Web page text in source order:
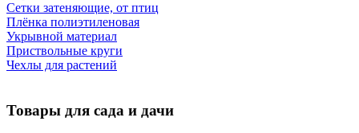
Сетки затеняющие, от птиц
Плёнка полиэтиленовая
Укрывной материал
Приствольные круги
Чехлы для растений
Товары для сада и дачи